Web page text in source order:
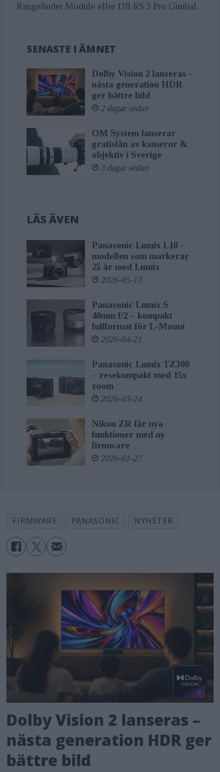
Rangefinder Module eller DJI RS 3 Pro Gimbal.
SENASTE I ÄMNET
Dolby Vision 2 lanseras –
nästa generation HDR
ger bättre bild
2 dagar sedan
OM System lanserar
gratislån av kameror &
objektiv i Sverige
3 dagar sedan
LÄS ÄVEN
Panasonic Lumix L10 –
modellen som markerar
25 år med Lumix
2026-05-13
Panasonic Lumix S
40mm f/2 – kompakt
fullformat för L-Mount
2026-04-21
Panasonic Lumix TZ300
– resekompakt med 15x
zoom
2026-03-24
Nikon ZR får nya
funktioner med ny
firmware
2026-01-27
FIRMWARE PANASONIC NYHETER
Dolby Vision 2 lanseras –
nästa generation HDR ger
bättre bild